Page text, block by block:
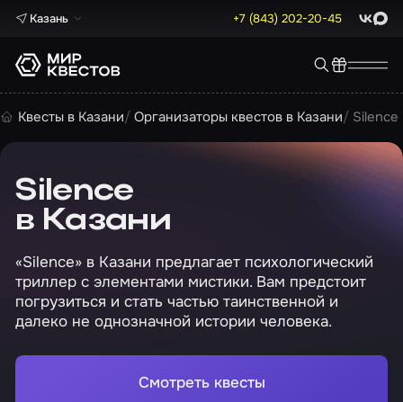
Казань +7 (843) 202-20-45 Max
Квесты в Казани Организаторы квестов в Казани Silence
Silence
в Казани
«Silence» в Казани предлагает психологический
триллер с элементами мистики. Вам предстоит
погрузиться и стать частью таинственной и
далеко не однозначной истории человека.
Смотреть квесты